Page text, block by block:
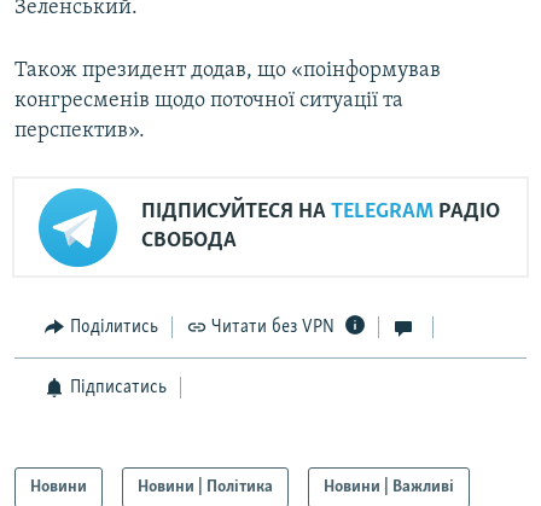
Зеленський.
Також президент додав, що «поінформував
конгресменів щодо поточної ситуації та
перспектив».
ПІДПИСУЙТЕСЯ НА TELEGRAM РАДІО
СВОБОДА
Поділитись Читати без VPN
Підписатись
Новини Новини | Політика Новини | Важливі